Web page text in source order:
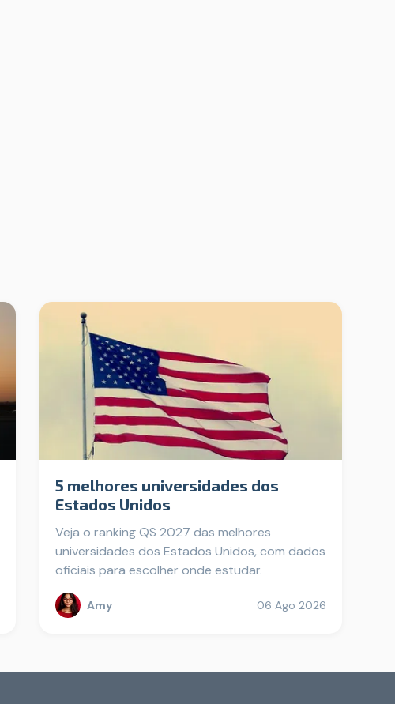
5 melhores universidades dos
Estados Unidos
Veja o ranking QS 2027 das melhores
universidades dos Estados Unidos, com dados
oficiais para escolher onde estudar.
Amy 06 Ago 2026